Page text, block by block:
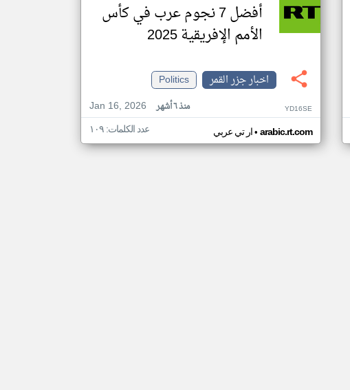
أفضل 7 نجوم عرب في كأس
الأمم الإفريقية 2025
اخبار جزر القمر
Politics
Jan 16, 2026
منذ ٦ أشهر YD16SE
ار تي عربي• arabic.rt.com عدد الكلمات: ١٠٩